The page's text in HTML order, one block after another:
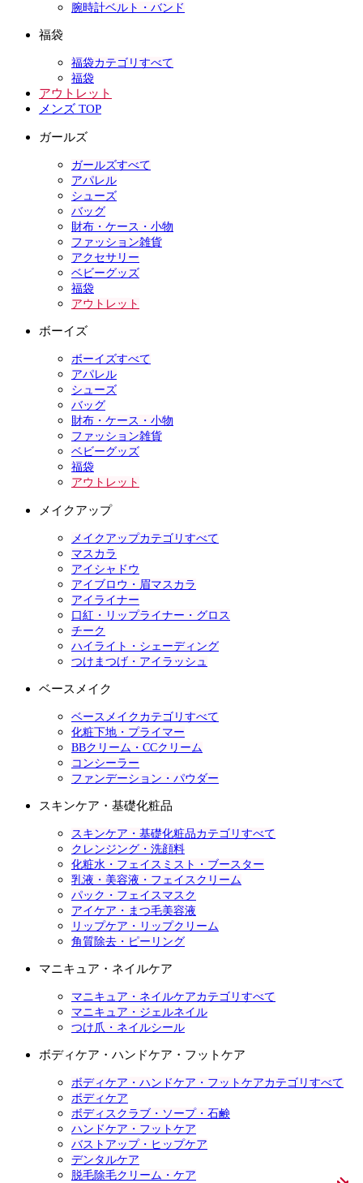
腕時計ベルト・バンド
福袋
福袋カテゴリすべて
福袋
アウトレット
メンズ TOP
ガールズ
ガールズすべて
アパレル
シューズ
バッグ
財布・ケース・小物
ファッション雑貨
アクセサリー
ベビーグッズ
福袋
アウトレット
ボーイズ
ボーイズすべて
アパレル
シューズ
バッグ
財布・ケース・小物
ファッション雑貨
ベビーグッズ
福袋
アウトレット
メイクアップ
メイクアップカテゴリすべて
マスカラ
アイシャドウ
アイブロウ・眉マスカラ
アイライナー
口紅・リップライナー・グロス
チーク
ハイライト・シェーディング
つけまつげ・アイラッシュ
ベースメイク
ベースメイクカテゴリすべて
化粧下地・プライマー
BBクリーム・CCクリーム
コンシーラー
ファンデーション・パウダー
スキンケア・基礎化粧品
スキンケア・基礎化粧品カテゴリすべて
クレンジング・洗顔料
化粧水・フェイスミスト・ブースター
乳液・美容液・フェイスクリーム
パック・フェイスマスク
アイケア・まつ毛美容液
リップケア・リップクリーム
角質除去・ピーリング
マニキュア・ネイルケア
マニキュア・ネイルケアカテゴリすべて
マニキュア・ジェルネイル
つけ爪・ネイルシール
ボディケア・ハンドケア・フットケア
ボディケア・ハンドケア・フットケアカテゴリすべて
ボディケア
ボディスクラブ・ソープ・石鹸
ハンドケア・フットケア
バストアップ・ヒップケア
デンタルケア
脱毛除毛クリーム・ケア